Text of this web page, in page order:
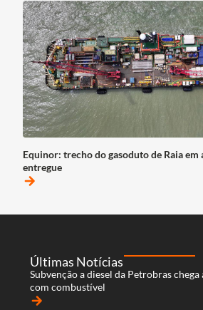
Equinor: trecho do gasoduto de Raia em
entregue
arrow_forward
Últimas Notícias
Subvenção a diesel da Petrobras chega
com combustível
arrow_forward